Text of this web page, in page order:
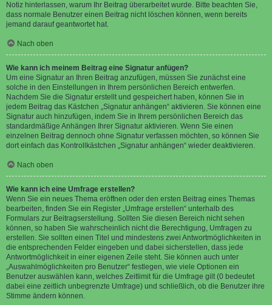
Notiz hinterlassen, warum Ihr Beitrag überarbeitet wurde. Bitte beachten Sie,
dass normale Benutzer einen Beitrag nicht löschen können, wenn bereits
jemand darauf geantwortet hat.
Nach oben
Wie kann ich meinem Beitrag eine Signatur anfügen?
Um eine Signatur an Ihren Beitrag anzufügen, müssen Sie zunächst eine
solche in den Einstellungen in Ihrem persönlichen Bereich entwerfen.
Nachdem Sie die Signatur erstellt und gespeichert haben, können Sie in
jedem Beitrag das Kästchen „Signatur anhängen“ aktivieren. Sie können eine
Signatur auch hinzufügen, indem Sie in Ihrem persönlichen Bereich das
standardmäßige Anhängen Ihrer Signatur aktivieren. Wenn Sie einen
einzelnen Beitrag dennoch ohne Signatur verfassen möchten, so können Sie
dort einfach das Kontrollkästchen „Signatur anhängen“ wieder deaktivieren.
Nach oben
Wie kann ich eine Umfrage erstellen?
Wenn Sie ein neues Thema eröffnen oder den ersten Beitrag eines Themas
bearbeiten, finden Sie ein Register „Umfrage erstellen“ unterhalb des
Formulars zur Beitragserstellung. Sollten Sie diesen Bereich nicht sehen
können, so haben Sie wahrscheinlich nicht die Berechtigung, Umfragen zu
erstellen. Sie sollten einen Titel und mindestens zwei Antwortmöglichkeiten in
die entsprechenden Felder eingeben und dabei sicherstellen, dass jede
Antwortmöglichkeit in einer eigenen Zeile steht. Sie können auch unter
„Auswahlmöglichkeiten pro Benutzer“ festlegen, wie viele Optionen ein
Benutzer auswählen kann, welches Zeitlimit für die Umfrage gilt (0 bedeutet
dabei eine zeitlich unbegrenzte Umfrage) und schließlich, ob die Benutzer ihre
Stimme ändern können.